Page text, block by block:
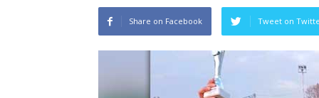
Share on Facebook Tweet on